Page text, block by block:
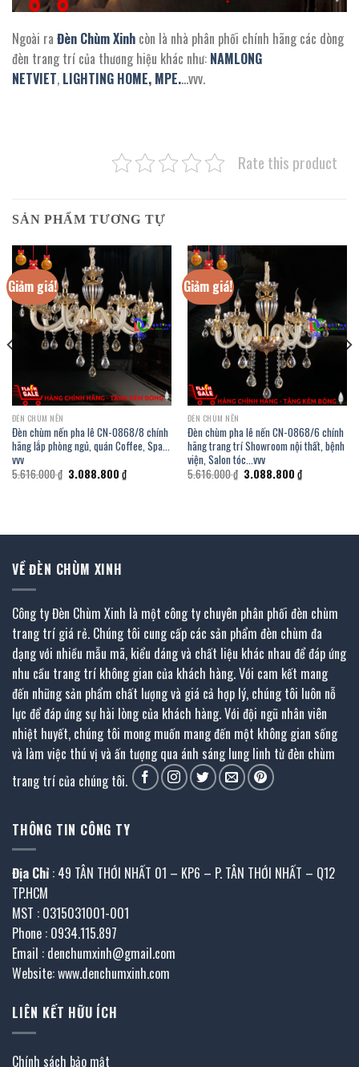
Ngoài ra Đèn Chùm Xinh còn là nhà phân phối chính hãng các dòng
đèn trang trí của thương hiệu khác như: NAMLONG
NETVIET, LIGHTING HOME, MPE.…vvv.
Rate this product
SẢN PHẨM TƯƠNG TỰ
Giảm giá!
ĐÈN CHÙM NẾN
Đèn chùm nến pha lê CN-0868/8 chính
hãng lắp phòng ngủ, quán Coffee, Spa…
vvv
5.616.000₫ Giá
gốc
3.088.800 ₫Giá
hiện
Giảm giá!
ĐÈN CHÙM NẾN
Đèn chùm pha lê nến CN-0868/6 chính
hãng trang trí Showroom nội thất, bệnh
viện, Salon tóc…vvv
5.616.000₫ Giá
gốc
3.088.800 ₫Giá
hiện
VỀ ĐÈN CHÙM XINH
Công ty Đèn Chùm Xinh là một công ty chuyên phân phối đèn chùm
trang trí giá rẻ. Chúng tôi cung cấp các sản phẩm đèn chùm đa
dạng với nhiều mẫu mã, kiểu dáng và chất liệu khác nhau để đáp ứng
nhu cầu trang trí không gian của khách hàng. Với cam kết mang
đến những sản phẩm chất lượng và giá cả hợp lý, chúng tôi luôn nỗ
lực để đáp ứng sự hài lòng của khách hàng. Với đội ngũ nhân viên
nhiệt huyết, chúng tôi mong muốn mang đến một không gian sống
và làm việc thú vị và ấn tượng qua ánh sáng lung linh từ đèn chùm
trang trí của chúng tôi.
THÔNG TIN CÔNG TY
Địa Chỉ : 49 TÂN THỚI NHẤT 01 – KP6 – P. TÂN THỚI NHẤT – Q12
TP.HCM
MST : 0315031001-001
Phone : 0934.115.897
Email : denchumxinh@gmail.com
Website: www.denchumxinh.com
LIÊN KẾT HỮU ÍCH
Chính sách bảo mật